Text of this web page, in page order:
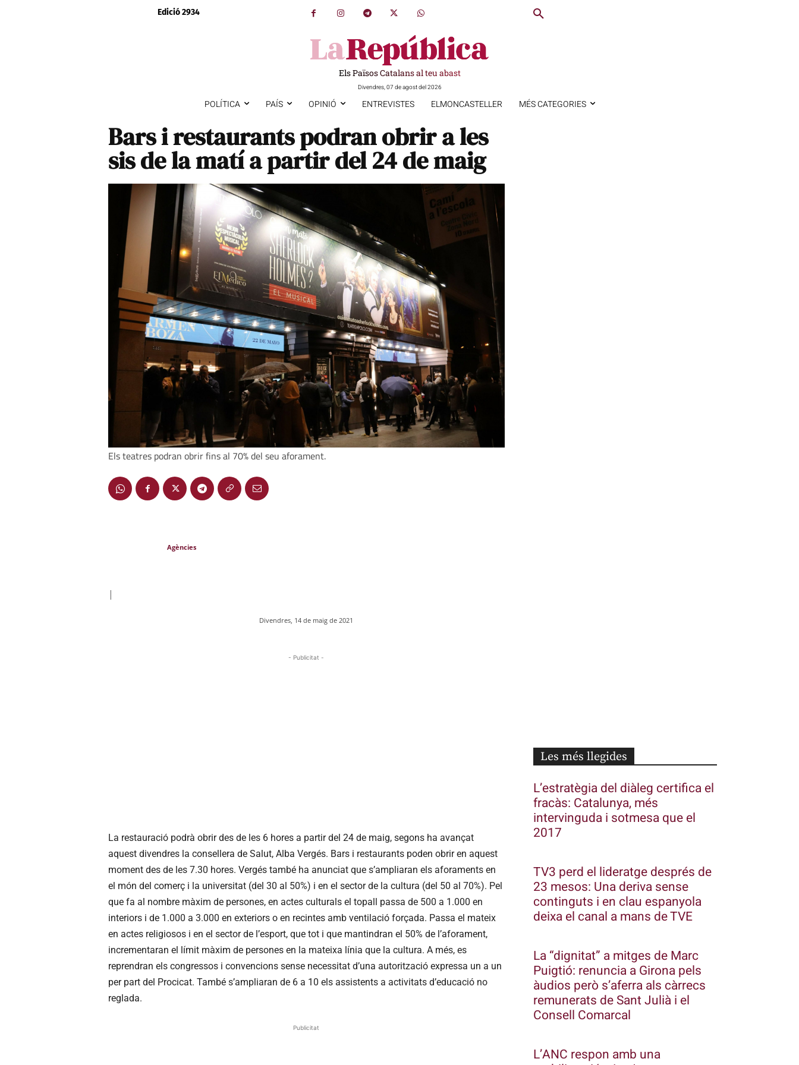
Edició 2934
Els Països Catalans al teu abast
Divendres, 07 de agost del 2026
POLÍTICA PAÍS OPINIÓ ENTREVISTES ELMONCASTELLER MÉS CATEGORIES
Bars i restaurants podran obrir a les
sis de la matí a partir del 24 de maig
Els teatres podran obrir fins al 70% del seu aforament.
Agències
|
Divendres, 14 de maig de 2021
- Publicitat -
La restauració podrà obrir des de les 6 hores a partir del 24 de maig, segons ha avançat
aquest divendres la consellera de Salut, Alba Vergés. Bars i restaurants poden obrir en aquest
moment des de les 7.30 hores. Vergés també ha anunciat que s’ampliaran els aforaments en
el món del comerç i la universitat (del 30 al 50%) i en el sector de la cultura (del 50 al 70%). Pel
que fa al nombre màxim de persones, en actes culturals el topall passa de 500 a 1.000 en
interiors i de 1.000 a 3.000 en exteriors o en recintes amb ventilació forçada. Passa el mateix
en actes religiosos i en el sector de l’esport, que tot i que mantindran el 50% de l’aforament,
incrementaran el límit màxim de persones en la mateixa línia que la cultura. A més, es
reprendran els congressos i convencions sense necessitat d’una autorització expressa un a un
per part del Procicat. També s’ampliaran de 6 a 10 els assistents a activitats d’educació no
reglada.
Publicitat
Les més llegides
L’estratègia del diàleg certifica el
fracàs: Catalunya, més
intervinguda i sotmesa que el
2017
TV3 perd el lideratge després de
23 mesos: Una deriva sense
continguts i en clau espanyola
deixa el canal a mans de TVE
La “dignitat” a mitges de Marc
Puigtió: renuncia a Girona pels
àudios però s’aferra als càrrecs
remunerats de Sant Julià i el
Consell Comarcal
L’ANC respon amb una